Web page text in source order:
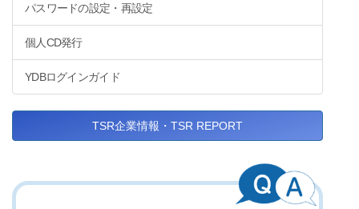
パスワードの設定・再設定
個人CD発行
YDBログインガイド
TSR企業情報・TSR REPORT